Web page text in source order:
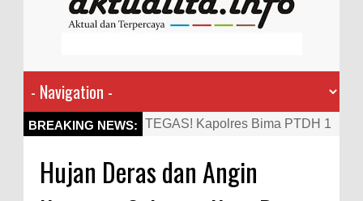
BREAKING NEWS: TEGAS! Kapolres Bima PTDH 1
Personel Berprestasi
Hujan Deras dan Angin